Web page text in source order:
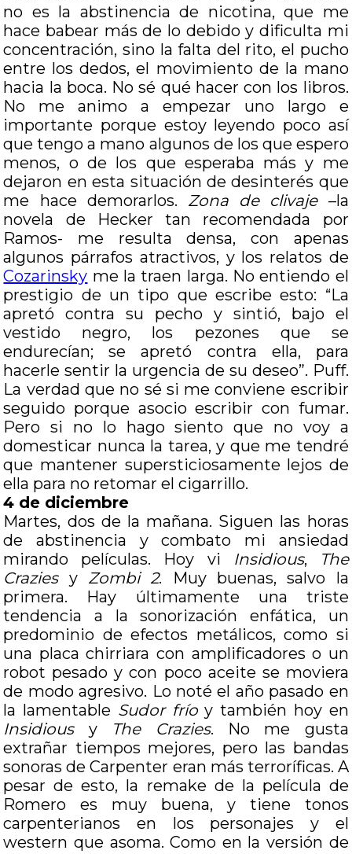
no es la abstinencia de nicotina, que me
hace babear más de lo debido y dificulta mi
concentración, sino la falta del rito, el pucho
entre los dedos, el movimiento de la mano
hacia la boca. No sé qué hacer con los libros.
No me animo a empezar uno largo e
importante porque estoy leyendo poco así
que tengo a mano algunos de los que espero
menos, o de los que esperaba más y me
dejaron en esta situación de desinterés que
me hace demorarlos. Zona de clivaje–la
novela de Hecker tan recomendada por
Ramos- me resulta densa, con apenas
algunos párrafos atractivos, y los relatos de
Cozarinsky me la traen larga. No entiendo el
prestigio de un tipo que escribe esto: “La
apretó contra su pecho y sintió, bajo el
vestido negro, los pezones que se
endurecían; se apretó contra ella, para
hacerle sentir la urgencia de su deseo”. Puff.
La verdad que no sé si me conviene escribir
seguido porque asocio escribir con fumar.
Pero si no lo hago siento que no voy a
domesticar nunca la tarea, y que me tendré
que mantener supersticiosamente lejos de
ella para no retomar el cigarrillo.
4 de diciembre
Martes, dos de la mañana. Siguen las horas
de abstinencia y combato mi ansiedad
mirando películas. Hoy vi
Insidious,
The
Craziesy Zombi 2. Muy buenas, salvo la
primera. Hay últimamente una triste
tendencia a la sonorización enfática, un
predominio de efectos metálicos, como si
una placa chirriara con amplificadores o un
robot pesado y con poco aceite se moviera
de modo agresivo. Lo noté el año pasado en
la lamentable Sudor fríoy también hoy en
Insidiousy The Crazies. No me gusta
extrañar tiempos mejores, pero las bandas
sonoras de Carpenter eran más terroríficas. A
pesar de esto, la remake de la película de
Romero es muy buena, y tiene tonos
carpenterianos en los personajes y el
western que asoma. Como en la versión de